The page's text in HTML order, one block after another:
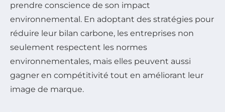
prendre conscience de son impact
environnemental. En adoptant des stratégies pour
réduire leur bilan carbone, les entreprises non
seulement respectent les normes
environnementales, mais elles peuvent aussi
gagner en compétitivité tout en améliorant leur
image de marque.